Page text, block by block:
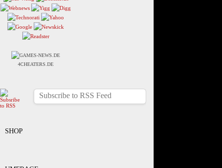
4CHEATERS.DE
Subscribe to RSS Feed
SHOP